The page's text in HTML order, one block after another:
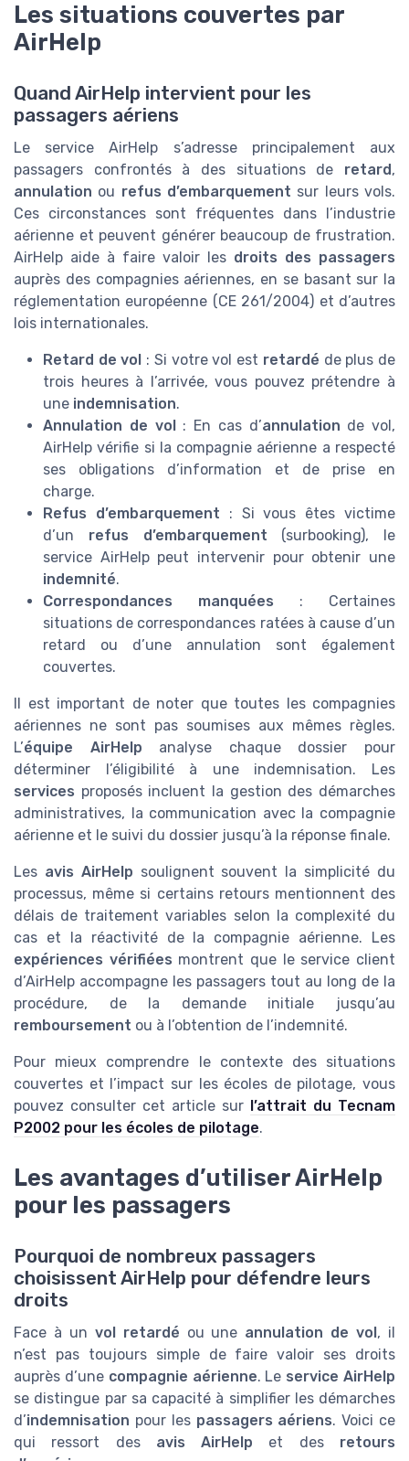
Les situations couvertes par
AirHelp
Quand AirHelp intervient pour les
passagers aériens
Le service AirHelp s’adresse principalement aux
passagers confrontés à des situations de retard ,
annulation ou refus d’embarquement sur leurs vols.
Ces circonstances sont fréquentes dans l’industrie
aérienne et peuvent générer beaucoup de frustration.
AirHelp aide à faire valoir les droits des passagers
auprès des compagnies aériennes, en se basant sur la
réglementation européenne (CE 261/2004) et d’autres
lois internationales.
Retard de vol : Si votre vol est retardé de plus de
trois heures à l’arrivée, vous pouvez prétendre à
une indemnisation.
Annulation de vol
: En cas d’annulation de vol,
AirHelp vérifie si la compagnie aérienne a respecté
ses obligations d’information et de prise en
charge.
Refus d’embarquement : Si vous êtes victime
d’un refus d’embarquement (surbooking), le
service AirHelp peut intervenir pour obtenir une
indemnité.
Correspondances manquées : Certaines
situations de correspondances ratées à cause d’un
retard ou d’une annulation sont également
couvertes.
Il est important de noter que toutes les compagnies
aériennes ne sont pas soumises aux mêmes règles.
L’équipe AirHelp analyse chaque dossier pour
déterminer l’éligibilité à une indemnisation. Les
services proposés incluent la gestion des démarches
administratives, la communication avec la compagnie
aérienne et le suivi du dossier jusqu’à la réponse finale.
Les avis AirHelp soulignent souvent la simplicité du
processus, même si certains retours mentionnent des
délais de traitement variables selon la complexité du
cas et la réactivité de la compagnie aérienne. Les
expériences vérifiées montrent que le service client
d’AirHelp accompagne les passagers tout au long de la
procédure, de la demande initiale jusqu’au
remboursement ou à l’obtention de l’indemnité.
Pour mieux comprendre le contexte des situations
couvertes et l’impact sur les écoles de pilotage, vous
pouvez consulter cet article sur l’attrait du Tecnam
P2002 pour les écoles de pilotage.
Les avantages d’utiliser AirHelp
pour les passagers
Pourquoi de nombreux passagers
choisissent AirHelp pour défendre leurs
droits
Face à un vol retardé ou une annulation de vol, il
n’est pas toujours simple de faire valoir ses droits
auprès d’une compagnie aérienne. Le service AirHelp
se distingue par sa capacité à simplifier les démarches
d’indemnisation pour les passagers aériens. Voici ce
qui ressort des avis AirHelp et des retours